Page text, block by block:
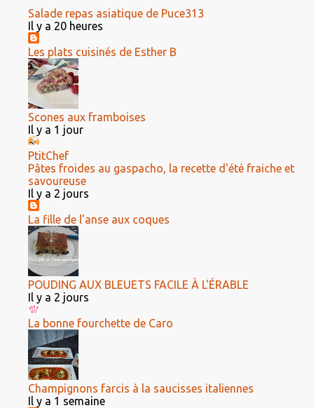
Salade repas asiatique de Puce313
Il y a 20 heures
Les plats cuisinés de Esther B
Scones aux framboises
Il y a 1 jour
PtitChef
Pâtes froides au gaspacho, la recette d'été fraiche et
savoureuse
Il y a 2 jours
La fille de l'anse aux coques
POUDING AUX BLEUETS FACILE À L'ÉRABLE
Il y a 2 jours
La bonne fourchette de Caro
Champignons farcis à la saucisses italiennes
Il y a 1 semaine